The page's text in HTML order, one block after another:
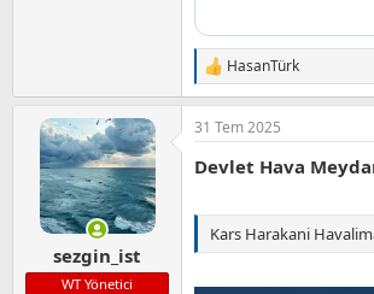
T
e
p
k
l
HasanTürk
sezgin_ist
WT Yönetici
31 Tem 2025
Devlet Hava
Kars Harakani